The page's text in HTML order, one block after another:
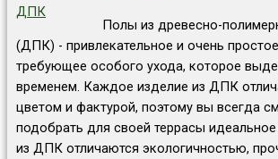
Полы из древесно-
(ДПК) - привлекательное и очень
требующее особого ухода, которое
временем. Каждое изделие из ДПК
цветом и фактурой, поэтому вы всегда
подобрать для своей террасы
из ДПК отличаются экологичностью,